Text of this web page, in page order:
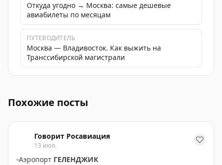
Откуда угодно → Москва: самые дешевые
авиабилеты по месяцам
ПУТЕВОДИТЕЛЬ
Москва — Владивосток. Как выжить на
Транссибирской магистрали
Похожие посты
Говорит Росавиация
13 июл.
▫️Аэропорт ГЕЛЕНДЖИК